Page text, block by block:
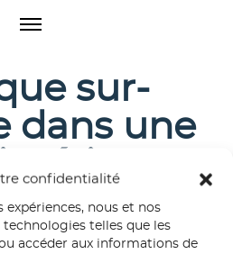
confidentialité
nous et nos
telles que les
accéder aux informations de
O
n
M
e
n
sur-
dans une
Décor